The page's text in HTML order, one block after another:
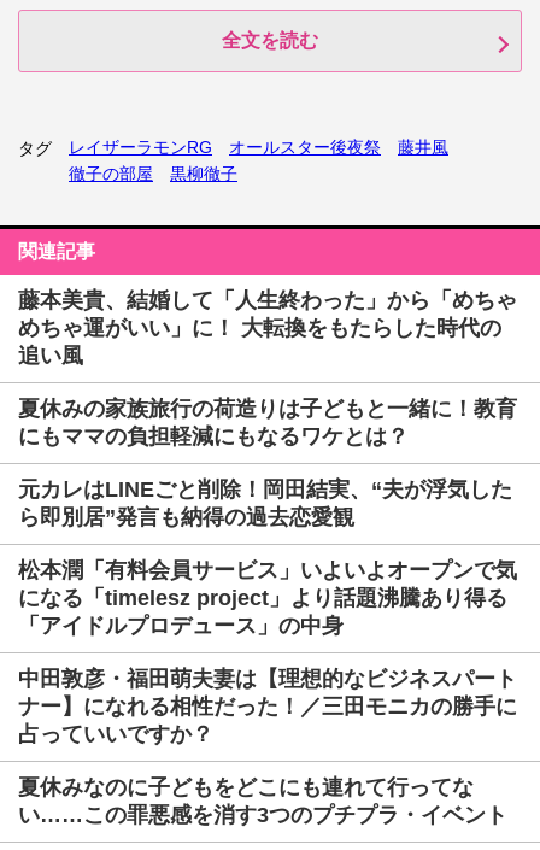
全文を読む
タグ レイザーラモンRG オールスター後夜祭
藤井風
徹子の部屋
黒柳徹子
関連記事
藤本美貴、結婚して「人生終わった」から「めちゃ
めちゃ運がいい」に！ 大転換をもたらした時代の
追い風
夏休みの家族旅行の荷造りは子どもと一緒に！教育
にもママの負担軽減にもなるワケとは？
元カレはLINEごと削除！岡田結実、“夫が浮気した
ら即別居”発言も納得の過去恋愛観
松本潤「有料会員サービス」いよいよオープンで気
になる「timelesz project」より話題沸騰あり得る
「アイドルプロデュース」の中身
中田敦彦・福田萌夫妻は【理想的なビジネスパート
ナー】になれる相性だった！／三田モニカの勝手に
占っていいですか？
夏休みなのに子どもをどこにも連れて行ってな
い……この罪悪感を消す3つのプチプラ・イベント